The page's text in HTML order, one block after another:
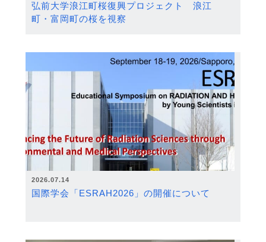
弘前大学浪江町桜復興プロジェクト 浪江
町・富岡町の桜を視察
2026.07.14
国際学会「ESRAH2026」の開催について